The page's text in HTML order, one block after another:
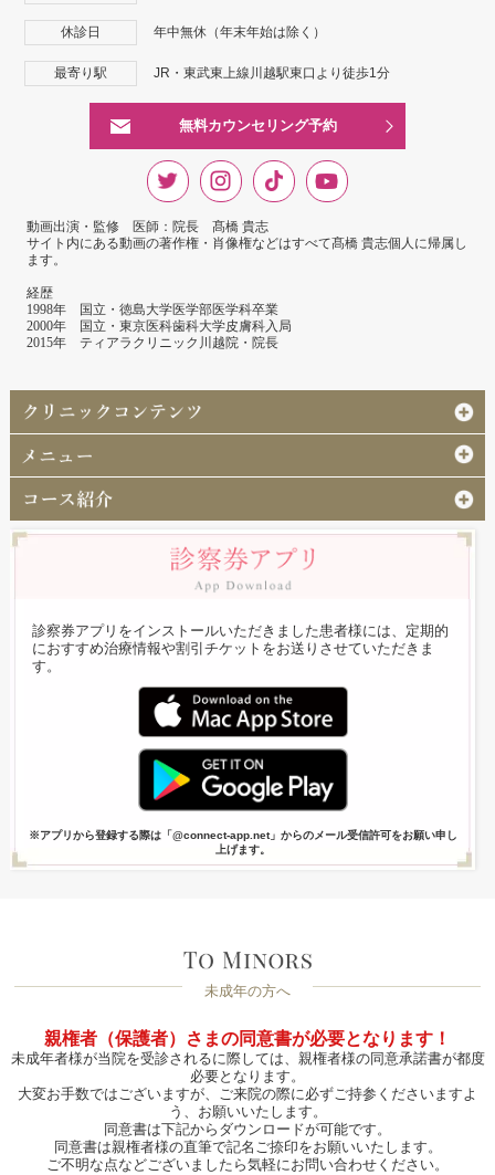
休診日 年中無休（年末年始は除く）
最寄り駅 JR・東武東上線川越駅東口より徒歩1分
無料カウンセリング予約
動画出演・監修 医師：院長 髙橋 貴志
サイト内にある動画の著作権・肖像権などはすべて髙橋 貴志個人に帰属し
ます。
経歴
1998年 国立・徳島大学医学部医学科卒業
2000年 国立・東京医科歯科大学皮膚科入局
2015年 ティアラクリニック川越院・院長
診察券アプリをインストールいただきました患者様には、定期的
におすすめ治療情報や割引チケットをお送りさせていただきま
す。
※アプリから登録する際は「@connect-app.net」からのメール受信許可をお願い申し
上げます。
未成年の方へ
親権者（保護者）さまの同意書が必要となります！
未成年者様が当院を受診されるに際しては、親権者様の同意承諾書が都度
必要となります。
大変お手数ではございますが、ご来院の際に必ずご持参くださいますよ
う、お願いいたします。
同意書は下記からダウンロードが可能です。
同意書は親権者様の直筆で記名ご捺印をお願いいたします。
ご不明な点などございましたら気軽にお問い合わせください。